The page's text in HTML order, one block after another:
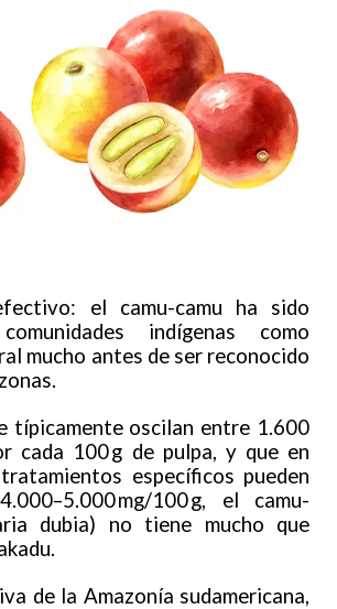
el camu-camu ha sido
indígenas como
mucho antes de ser reconocido
típicamente oscilan entre 1.600
cada 100 g de pulpa, y que en
específicos pueden
mg/100 g, el camu-
dubia) no tiene mucho que
de la Amazonía sudamericana,